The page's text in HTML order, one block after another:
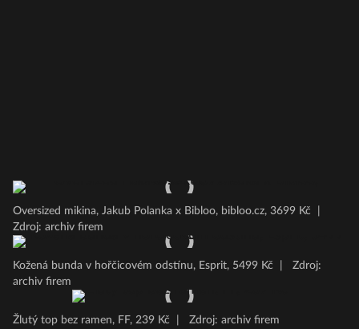
Oversized mikina, Jakub Polanka x Bibloo, bibloo.cz, 3699 Kč
Zdroj: archiv firem
Kožená bunda v hořčicovém odstínu, Esprit, 5499 Kč
Zdroj:
archiv firem
Žlutý top bez ramen, FF, 239 Kč Zdroj: archiv firem